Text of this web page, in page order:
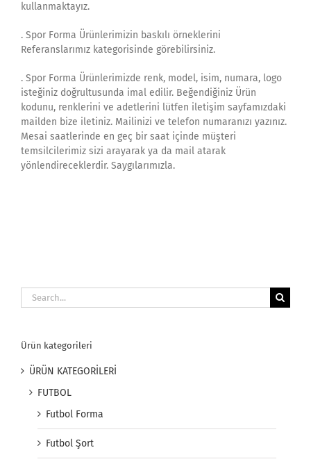
kullanmaktayız.
. Spor Forma Ürünlerimizin baskılı örneklerini
Referanslarımız kategorisinde görebilirsiniz.
. Spor Forma Ürünlerimizde renk, model, isim, numara, logo
isteğiniz doğrultusunda imal edilir. Beğendiğiniz Ürün
kodunu, renklerini ve adetlerini lütfen iletişim sayfamızdaki
mailden bize iletiniz. Mailinizi ve telefon numaranızı yazınız.
Mesai saatlerinde en geç bir saat içinde müşteri
temsilcilerimiz sizi arayarak ya da mail atarak
yönlendireceklerdir. Saygılarımızla.
Search
for:
Ürün kategorileri
ÜRÜN KATEGORİLERİ
FUTBOL
Futbol Forma
Futbol Şort